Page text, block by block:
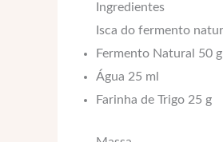
Ingredientes
Isca do fermento
Fermento Natural 50 g
Água 25 ml
Farinha de Trigo 25 g